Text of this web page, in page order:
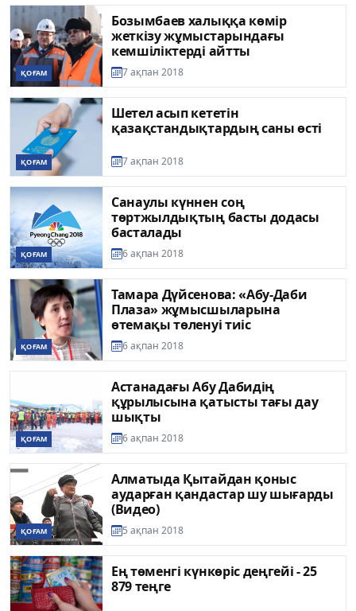
ҚОҒАМ
Бозымбаев халыққа көмір
жеткізу жұмыстарындағы
кемшіліктерді айтты
7 ақпан 2018
ҚОҒАМ
Шетел асып кететін
қазақстандықтардың саны өсті
7 ақпан 2018
ҚОҒАМ
Санаулы күннен соң
төртжылдықтың басты додасы
басталады
6 ақпан 2018
ҚОҒАМ
Тамара Дүйсенова: «Абу-Даби
Плаза» жұмысшыларына
өтемақы төленуi тиiс
6 ақпан 2018
ҚОҒАМ
Астанадағы Абу Дабидің
құрылысына қатысты тағы дау
шықты
6 ақпан 2018
ҚОҒАМ
Алматыда Қытайдан қоныс
аударған қандастар шу шығарды
(Видео)
5 ақпан 2018
Ең төменгі күнкөріс деңгейі - 25
879 теңге